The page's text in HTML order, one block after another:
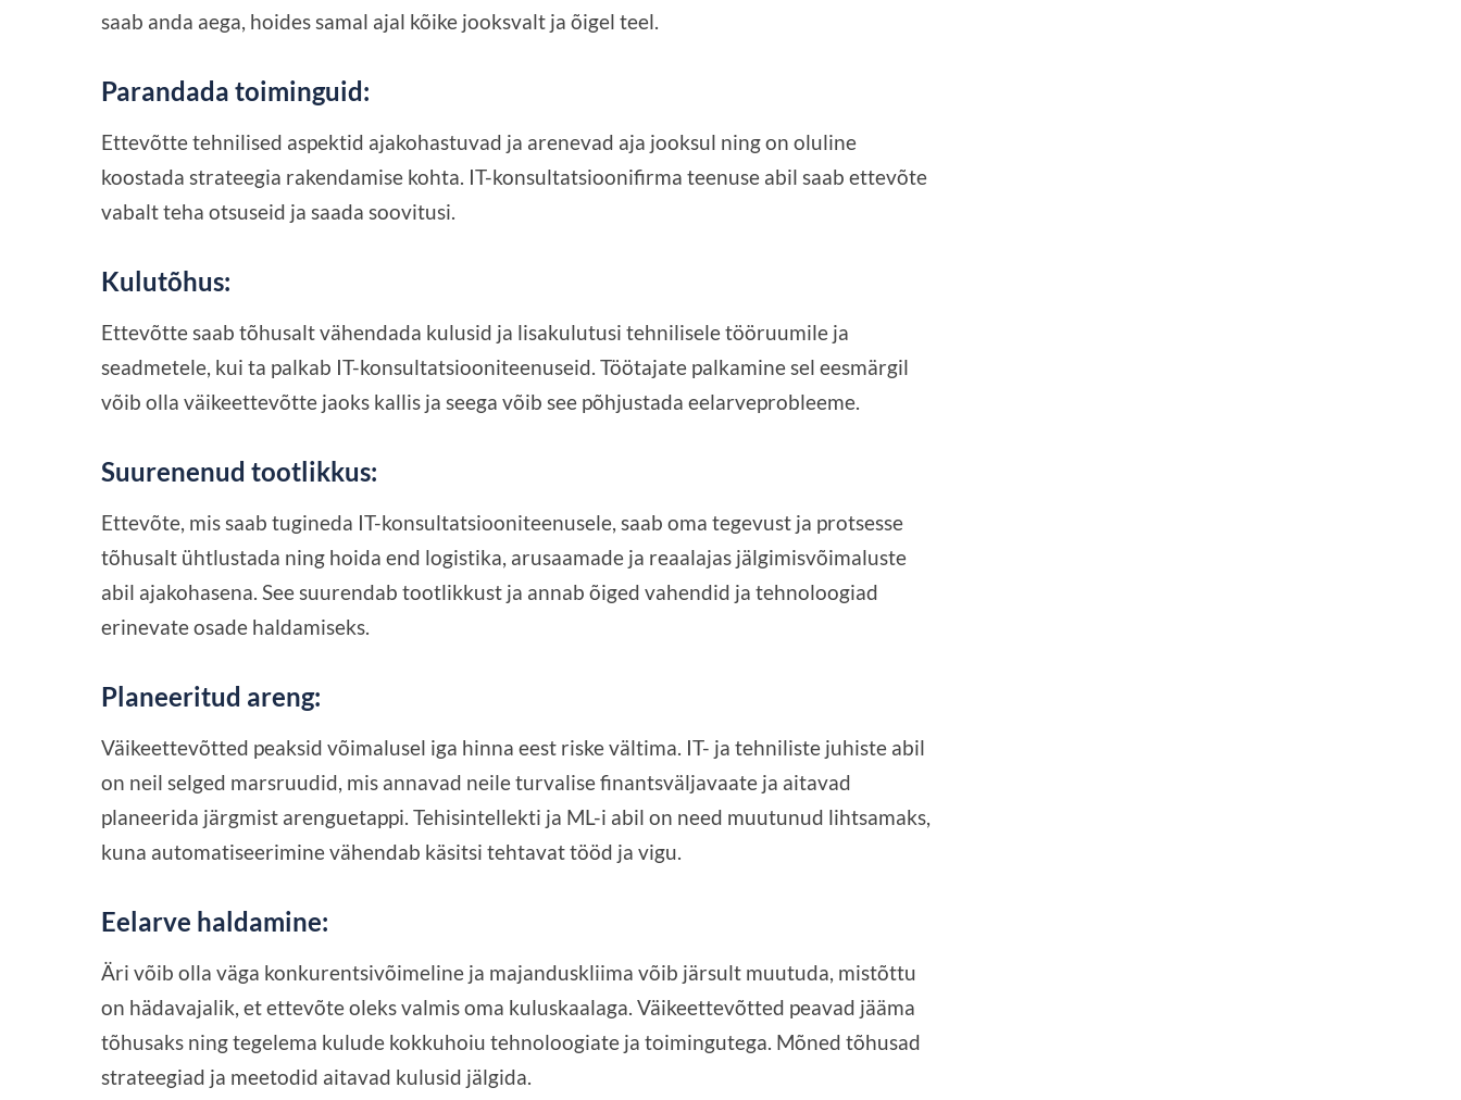
saab anda aega, hoides samal ajal kõike jooksvalt ja õigel teel.
Parandada toiminguid:
Ettevõtte tehnilised aspektid ajakohastuvad ja arenevad aja jooksul ning on oluline
koostada strateegia rakendamise kohta. IT-konsultatsioonifirma teenuse abil saab ettevõte
vabalt teha otsuseid ja saada soovitusi.
Kulutõhus:
Ettevõtte saab tõhusalt vähendada kulusid ja lisakulutusi tehnilisele tööruumile ja
seadmetele, kui ta palkab IT-konsultatsiooniteenuseid. Töötajate palkamine sel eesmärgil
võib olla väikeettevõtte jaoks kallis ja seega võib see põhjustada eelarveprobleeme.
Suurenenud tootlikkus:
Ettevõte, mis saab tugineda IT-konsultatsiooniteenusele, saab oma tegevust ja protsesse
tõhusalt ühtlustada ning hoida end logistika, arusaamade ja reaalajas jälgimisvõimaluste
abil ajakohasena. See suurendab tootlikkust ja annab õiged vahendid ja tehnoloogiad
erinevate osade haldamiseks.
Planeeritud areng:
Väikeettevõtted peaksid võimalusel iga hinna eest riske vältima. IT- ja tehniliste juhiste abil
on neil selged marsruudid, mis annavad neile turvalise finantsväljavaate ja aitavad
planeerida järgmist arenguetappi. Tehisintellekti ja ML-i abil on need muutunud lihtsamaks,
kuna automatiseerimine vähendab käsitsi tehtavat tööd ja vigu.
Eelarve haldamine:
Äri võib olla väga konkurentsivõimeline ja majanduskliima võib järsult muutuda, mistõttu
on hädavajalik, et ettevõte oleks valmis oma kuluskaalaga. Väikeettevõtted peavad jääma
tõhusaks ning tegelema kulude kokkuhoiu tehnoloogiate ja toimingutega. Mõned tõhusad
strateegiad ja meetodid aitavad kulusid jälgida.